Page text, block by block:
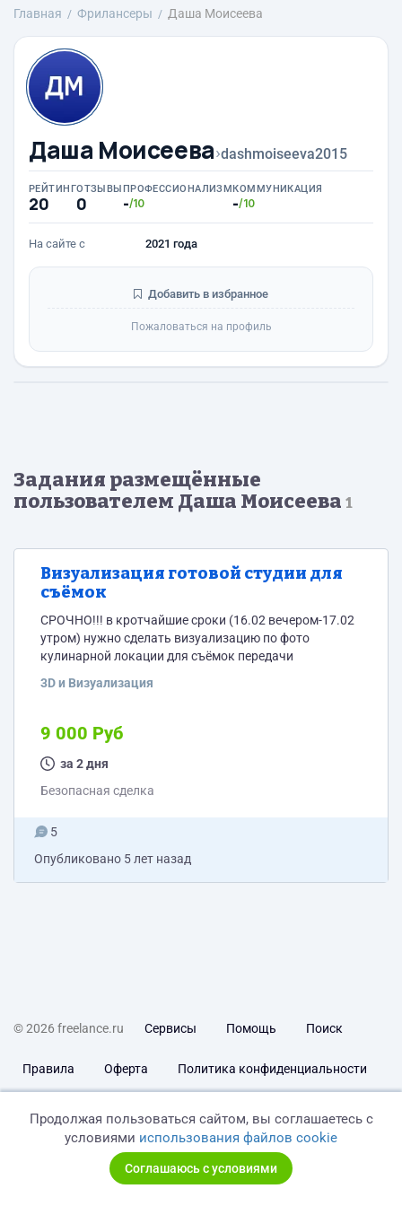
Главная Фрилансеры Даша Моисеева
Даша Моисеева›dashmoiseeva2015
РЕЙТИНГ
20
ОТЗЫВЫ
0
ПРОФЕССИОНАЛИЗМ
-/10
КОММУНИКАЦИЯ
-/10
На сайте с 2021 года
Добавить в избранное
Пожаловаться на профиль
Задания размещённые
пользователем Даша Моисеева 1
Визуализация готовой студии для
съёмок
СРОЧНО!!! в кротчайшие сроки (16.02 вечером-17.02
утром) нужно сделать визуализацию по фото
кулинарной локации для съёмок передачи
3D и Визуализация
9 000 Руб
за 2 дня
Безопасная сделка
5
Опубликовано 5 лет назад
© 2026 freelance.ru Сервисы Помощь Поиск
Правила Оферта Политика конфиденциальности
Продолжая пользоваться сайтом, вы соглашаетесь с
условиями использования файлов cookie
Соглашаюсь с условиями